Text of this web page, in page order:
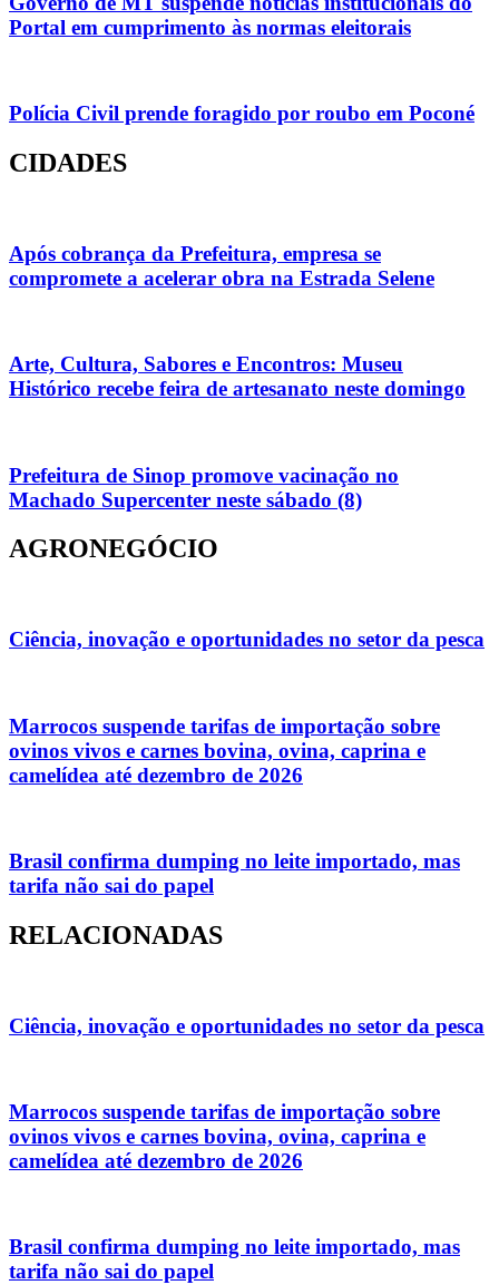
Portal em cumprimento às normas eleitorais
Polícia Civil prende foragido por roubo em Poconé
CIDADES
Após cobrança da Prefeitura, empresa se
compromete a acelerar obra na Estrada Selene
Arte, Cultura, Sabores e Encontros: Museu
Histórico recebe feira de artesanato neste domingo
Prefeitura de Sinop promove vacinação no
Machado Supercenter neste sábado (8)
AGRONEGÓCIO
Ciência, inovação e oportunidades no setor da pesca
Marrocos suspende tarifas de importação sobre
ovinos vivos e carnes bovina, ovina, caprina e
camelídea até dezembro de 2026
Brasil confirma dumping no leite importado, mas
tarifa não sai do papel
RELACIONADAS
Ciência, inovação e oportunidades no setor da pesca
Marrocos suspende tarifas de importação sobre
ovinos vivos e carnes bovina, ovina, caprina e
camelídea até dezembro de 2026
Brasil confirma dumping no leite importado, mas
tarifa não sai do papel